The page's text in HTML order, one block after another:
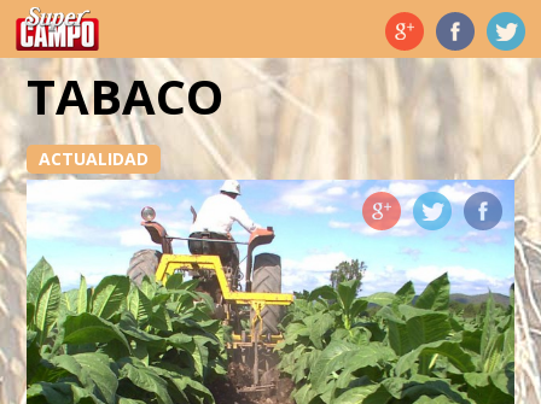
Temas de hoy
TABACO
ACTUALIDAD